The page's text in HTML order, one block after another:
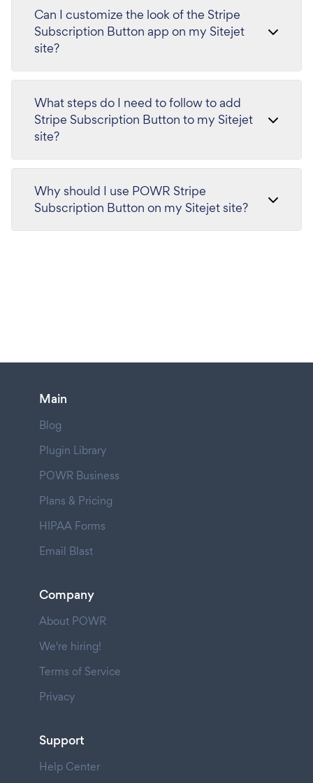
Can I customize the look of the Stripe
Subscription Button app on my Sitejet
site?
What steps do I need to follow to add
Stripe Subscription Button to my Sitejet
site?
Why should I use POWR Stripe
Subscription Button on my Sitejet site?
Main
Blog
Plugin Library
POWR Business
Plans & Pricing
HIPAA Forms
Email Blast
Company
About POWR
We're hiring!
Terms of Service
Privacy
Support
Help Center